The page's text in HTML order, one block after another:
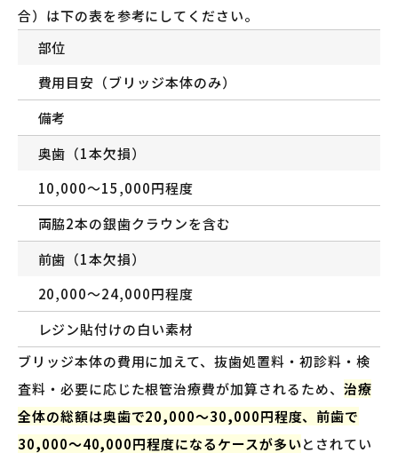
合）は下の表を参考にしてください。
部位
費用目安（ブリッジ本体のみ）
備考
奥歯（1本欠損）
10,000〜15,000円程度
両脇2本の銀歯クラウンを含む
前歯（1本欠損）
20,000〜24,000円程度
レジン貼付けの白い素材
ブリッジ本体の費用に加えて、抜歯処置料・初診料・検
査料・必要に応じた根管治療費が加算されるため、 治療
全体の総額は奥歯で20,000〜30,000円程度、前歯で
30,000〜40,000円程度になるケースが多いとされてい